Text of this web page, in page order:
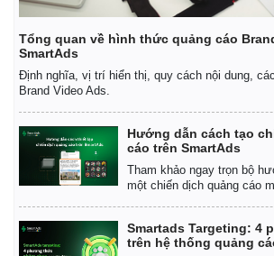
Tổng quan về hình thức quảng cáo
SmartAds
Định nghĩa, vị trí hiển thị, quy cách nội dung,
Brand Video Ads.
Hướng dẫn cách tạo
cáo trên SmartAds
Tham khảo ngay trọn bộ
một chiến dịch quảng cáo
Smartads Targeting: 4
trên hệ thống quảng